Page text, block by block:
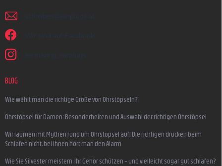
schreiben @ earplugs.at
Wir sind auf Facebook!
earmazing_earplugs
BLOG
Wie wählt man die richtige Größe von Ohrstöpseln?
Ohrstöpsel für Damen: Besonderheiten und Auswahl der richtigen Ohrstöpsel
Wir räumen mit Mythen rund um Ohrstöpsel auf! Die richtigen drücken beim
Schlafen nicht, bei ihnen hört man den Alarm
Wie Sie Silvester meistern, Ihr Gehör schützen – und vielleicht sogar gut schlafen?